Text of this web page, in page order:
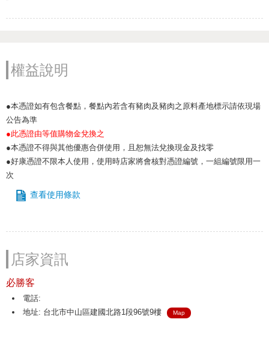
權益說明
●本憑證如有包含餐點，餐點內若含有豬肉及豬肉之原料產地標示請依現場
公告為準
●此憑證由等值購物金兌換之
●本憑證不得與其他優惠合併使用，且恕無法兌換現金及找零
●好康憑證不限本人使用，使用時店家將會核對憑證編號，一組編號限用一
次
查看使用條款
店家資訊
必勝客
電話:
地址: 台北市中山區建國北路1段96號9樓
Map